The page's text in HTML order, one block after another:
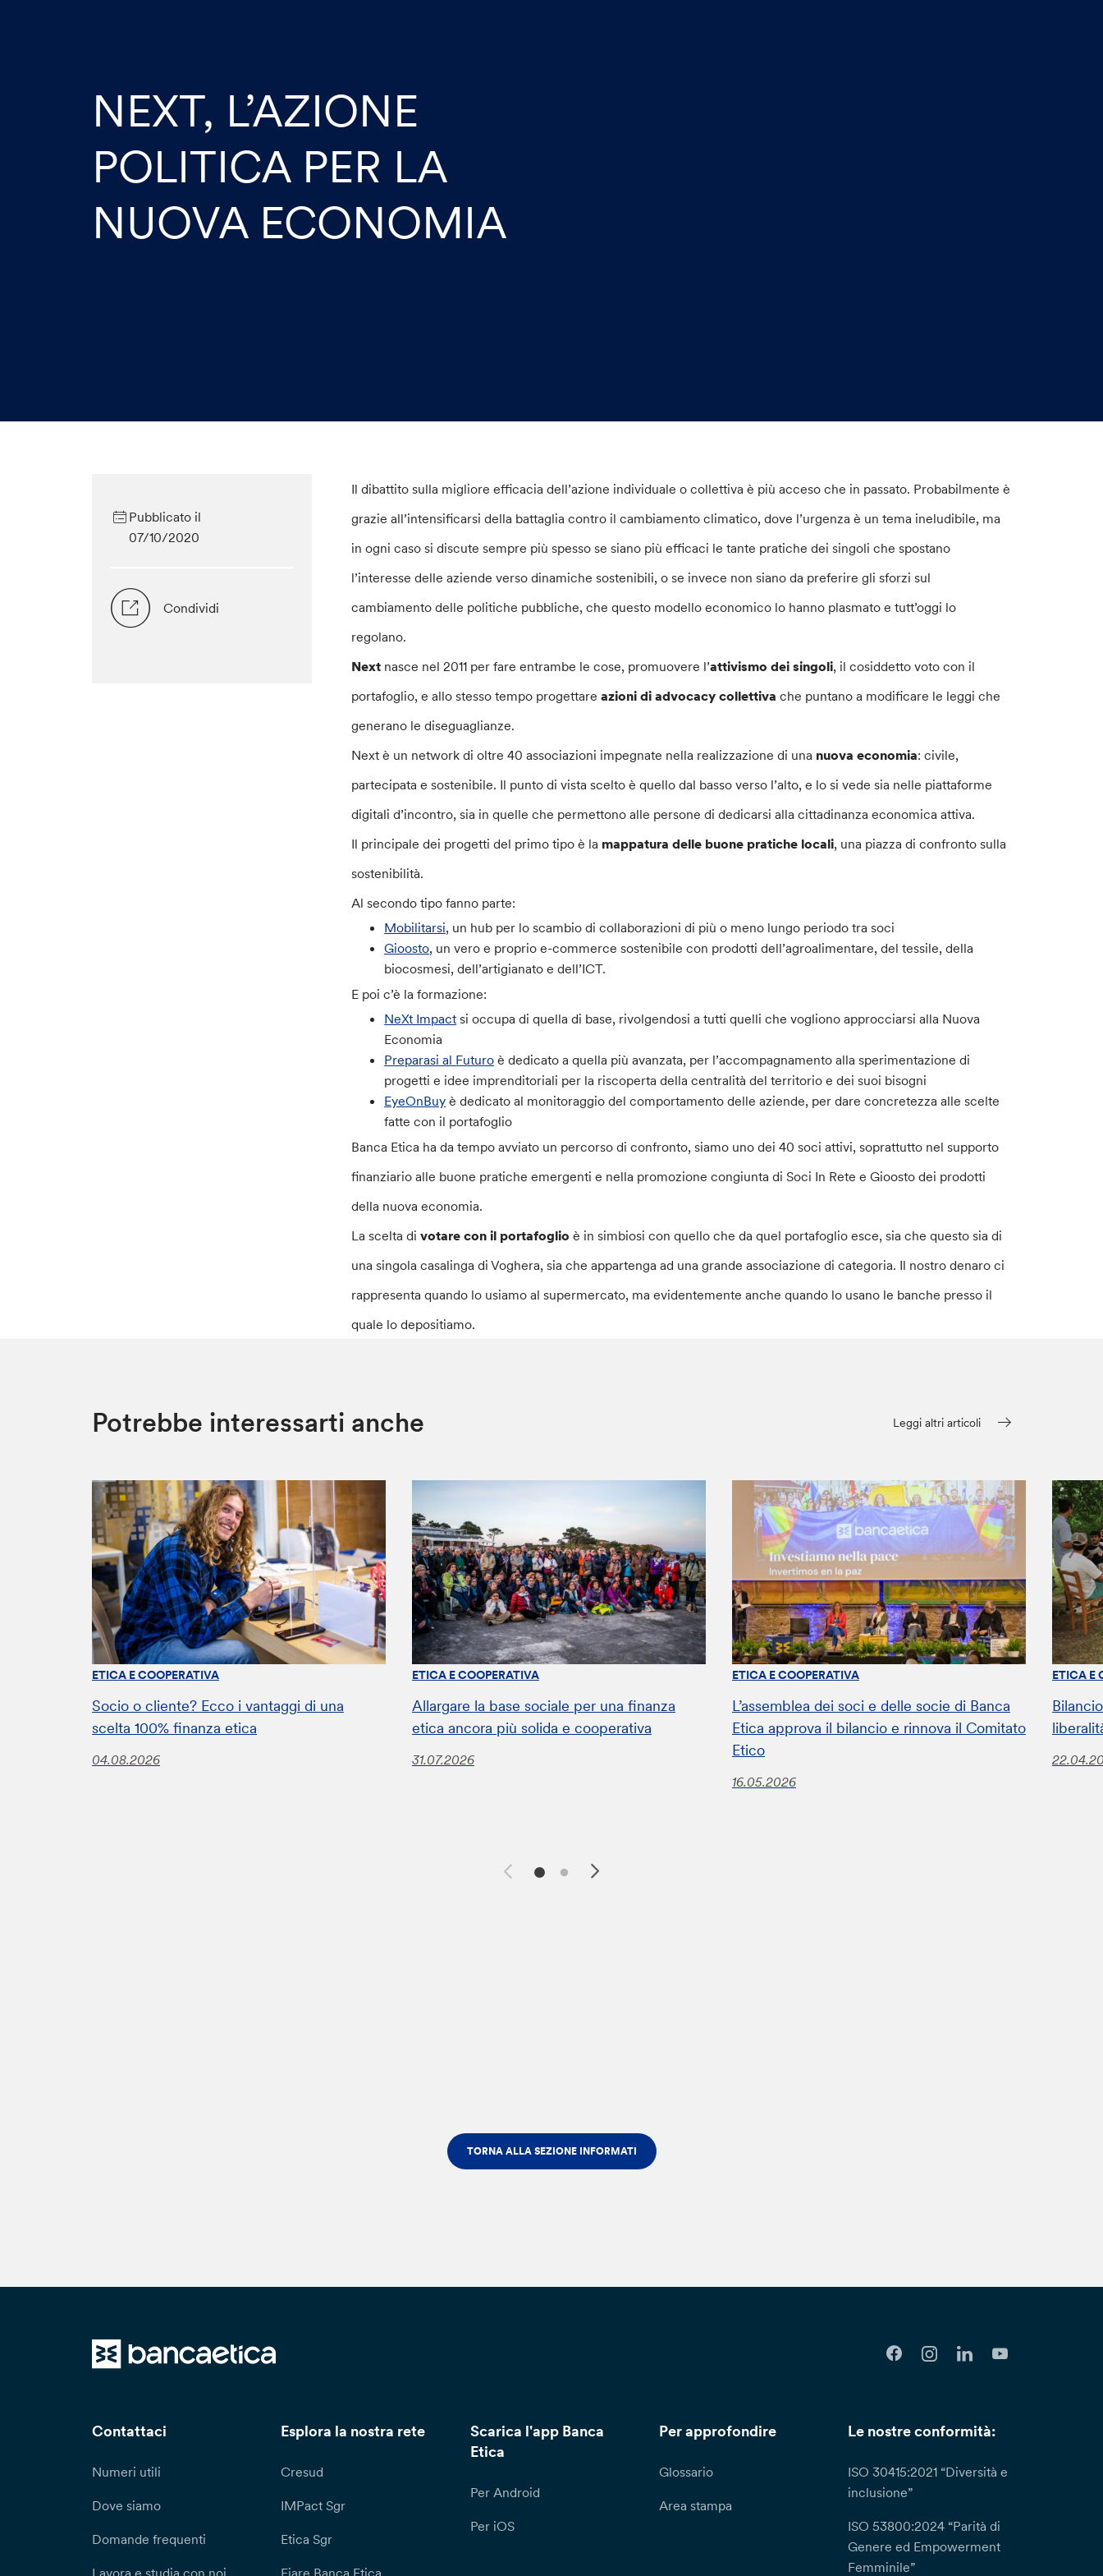
NEXT, L’AZIONE
POLITICA PER LA
NUOVA ECONOMIA
Pubblicato il
07/10/2020
Condividi
Il dibattito sulla migliore efficacia dell’azione individuale o collettiva è più acceso che in passato. Probabilmente è
grazie all’intensificarsi della battaglia contro il cambiamento climatico, dove l’urgenza è un tema ineludibile, ma
in ogni caso si discute sempre più spesso se siano più efficaci le tante pratiche dei singoli che spostano
l’interesse delle aziende verso dinamiche sostenibili, o se invece non siano da preferire gli sforzi sul
cambiamento delle politiche pubbliche, che questo modello economico lo hanno plasmato e tutt’oggi lo
regolano.
Next nasce nel 2011 per fare entrambe le cose, promuovere l’attivismo dei singoli, il cosiddetto voto con il
portafoglio, e allo stesso tempo progettareazioni di advocacy collettiva che puntano a modificare le leggi che
generano le diseguaglianze.
Next è un network di oltre 40 associazioni impegnate nella realizzazione di una nuova economia: civile,
partecipata e sostenibile. Il punto di vista scelto è quello dal basso verso l’alto, e lo si vede sia nelle piattaforme
digitali d’incontro, sia in quelle che permettono alle persone di dedicarsi alla cittadinanza economica attiva.
Il principale dei progetti del primo tipo è la mappatura delle buone pratiche locali, una piazza di confronto sulla
sostenibilità.
Al secondo tipo fanno parte:
Mobilitarsi, un hub per lo scambio di collaborazioni di più o meno lungo periodo tra soci
Gioosto, un vero e proprio e-commerce sostenibile con prodotti dell’agroalimentare, del tessile, della
biocosmesi, dell’artigianato e dell’ICT.
E poi c’è la formazione:
NeXt Impact si occupa di quella di base, rivolgendosi a tutti quelli che vogliono approcciarsi alla Nuova
Economia
Preparasi al Futuro è dedicato a quella più avanzata, per l’accompagnamento alla sperimentazione di
progetti e idee imprenditoriali per la riscoperta della centralità del territorio e dei suoi bisogni
EyeOnBuy è dedicato al monitoraggio del comportamento delle aziende, per dare concretezza alle scelte
fatte con il portafoglio
Banca Etica ha da tempo avviato un percorso di confronto, siamo uno dei 40 soci attivi, soprattutto nel supporto
finanziario alle buone pratiche emergenti e nella promozione congiunta di Soci In Rete e Gioosto dei prodotti
della nuova economia.
La scelta divotare con il portafoglio è in simbiosi con quello che da quel portafoglio esce, sia che questo sia di
una singola casalinga di Voghera, sia che appartenga ad una grande associazione di categoria. Il nostro denaro ci
rappresenta quando lo usiamo al supermercato, ma evidentemente anche quando lo usano le banche presso il
quale lo depositiamo.
Potrebbe interessarti anche Leggi altri articoli
ETICA E COOPERATIVA
Socio o cliente? Ecco i vantaggi di una
scelta 100% finanza etica
04.08.2026
ETICA E COOPERATIVA
Allargare la base sociale per una finanza
etica ancora più solida e cooperativa
31.07.2026
ETICA E COOPERATIVA
L’assemblea dei soci e delle socie di Banca
Etica approva il bilancio e rinnova il Comitato
Etico
16.05.2026
ETICA E
TORNA ALLA SEZIONE INFORMATI
Contattaci
Numeri utili
Dove siamo
Domande frequenti
Lavora e studia con noi
Esplora la nostra rete
Cresud
IMPact Sgr
Etica Sgr
Fiare Banca Etica
Scarica l'app Banca
Etica
Per Android
Per iOS
Per approfondire
Glossario
Area stampa
Le nostre conformità:
ISO 30415:2021 “Diversità e
inclusione”
ISO 53800:2024 “Parità di
Genere ed Empowerment
Femminile”